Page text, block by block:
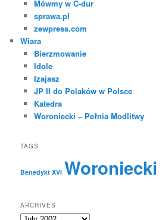
Mówmy w C-dur
sprawa.pl
zewpress.com
Wiara
Bierzmowanie
Idole
Izajasz
JP II do Polaków w Polsce
Katedra
Woroniecki – Pełnia Modlitwy
TAGS
Benedykt XVI Woroniecki
ARCHIVES